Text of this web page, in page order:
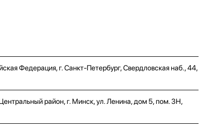
Федерация, г. Санкт-Петербург, Свердловская наб., 44,
район, г. Минск, ул. Ленина, дом 5, пом. 3Н,